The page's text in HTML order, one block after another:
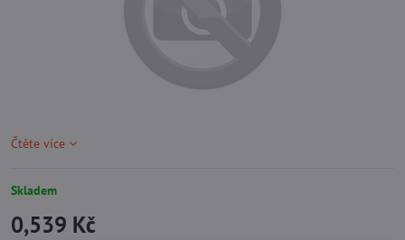
Čtěte více
Skladem
0,539 Kč